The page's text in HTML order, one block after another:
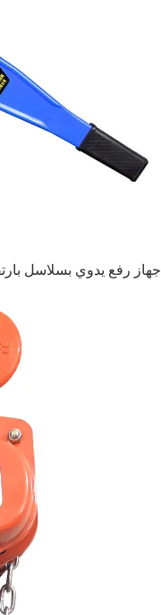
جهاز رفع يدوي بسلاسل بارتفاع رفع أقصى 6